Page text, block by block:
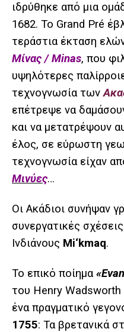
ιδρύθηκε από μια
1682. Το Grand Pré
τεράστια έκταση
Μίνας / Minas, που
υψηλότερες
τεχνογνωσία των
επέτρεψε να
και να μετατρέψουν
έλος, σε εύρωστη
τεχνογνωσία είχαν
Μινύες…
Οι Ακάδιοι συνήψαν
συνεργατικές
Ινδιάνους Mi‘kmaq.
Το επικό ποίημα
του Henry Wadsworth
ένα πραγματικό
1755: Τα βρετανικά